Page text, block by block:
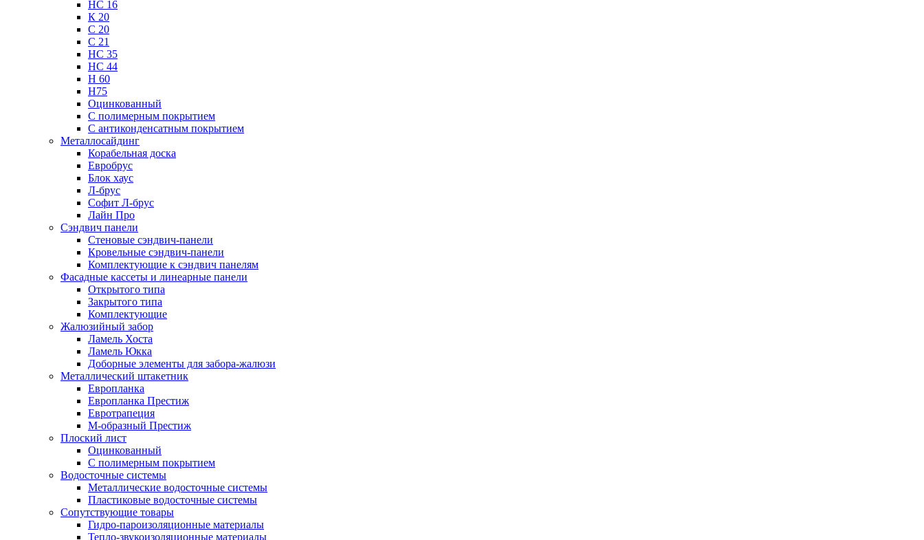
НС 16
К 20
С 20
С 21
НС 35
НС 44
Н 60
Н75
Оцинкованный
С полимерным покрытием
С антиконденсатным покрытием
Металлосайдинг
Корабельная доска
Евробрус
Блок хаус
Л-брус
Софит Л-брус
Лайн Про
Сэндвич панели
Стеновые сэндвич-панели
Кровельные сэндвич-панели
Комплектующие к сэндвич панелям
Фасадные кассеты и линеарные панели
Открытого типа
Закрытого типа
Комплектующие
Жалюзийный забор
Ламель Хоста
Ламель Юкка
Доборные элементы для забора-жалюзи
Металлический штакетник
Европланка
Европланка Престиж
Евротрапеция
М-образный Престиж
Плоский лист
Оцинкованный
С полимерным покрытием
Водосточные системы
Металлические водосточные системы
Пластиковые водосточные системы
Сопутствующие товары
Гидро-пароизоляционные материалы
Тепло-звукоизоляционные материалы